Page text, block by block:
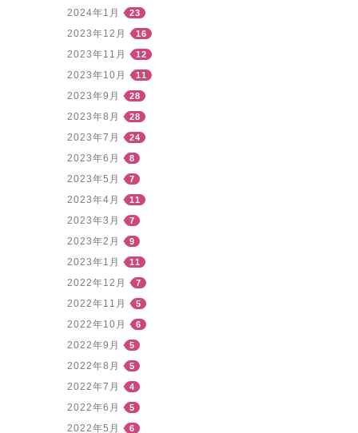
2024年1月 23
2023年12月 16
2023年11月 12
2023年10月 11
2023年9月 28
2023年8月 28
2023年7月 24
2023年6月 8
2023年5月 7
2023年4月 11
2023年3月 7
2023年2月 9
2023年1月 11
2022年12月 7
2022年11月 5
2022年10月 6
2022年9月 5
2022年8月 5
2022年7月 4
2022年6月 5
2022年5月 6